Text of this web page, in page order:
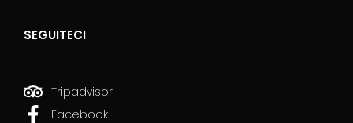
SEGUITECI
Tripadvisor
Facebook